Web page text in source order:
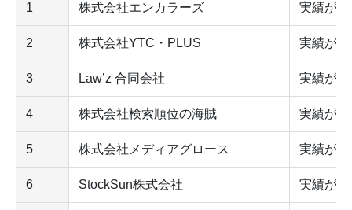
1 株式会社エンカラーズ 実績が豊
2 株式会社YTC・PLUS 実績が豊
3 Law’z 合同会社 実績が豊
4 株式会社検索順位の海賊 実績が豊
5 株式会社メディアグロース 実績が豊
6 StockSun株式会社 実績が豊